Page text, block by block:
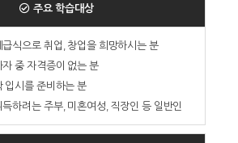
주요 학습대상
급식으로 취업, 창업을 희망하시는 분
자 중 자격증이 없는 분
입시를 준비하는 분
득하려는 주부, 미혼여성, 직장인 등 일반인